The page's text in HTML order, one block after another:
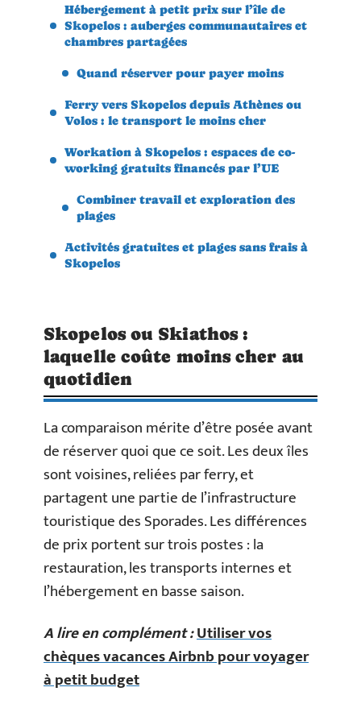
Hébergement à petit prix sur l’île de
Skopelos : auberges communautaires et
chambres partagées
Quand réserver pour payer moins
Ferry vers Skopelos depuis Athènes ou
Volos : le transport le moins cher
Workation à Skopelos : espaces de co-
working gratuits financés par l’UE
Combiner travail et exploration des
plages
Activités gratuites et plages sans frais à
Skopelos
Skopelos ou Skiathos :
laquelle coûte moins cher au
quotidien
La comparaison mérite d’être posée avant
de réserver quoi que ce soit. Les deux îles
sont voisines, reliées par ferry, et
partagent une partie de l’infrastructure
touristique des Sporades. Les différences
de prix portent sur trois postes : la
restauration, les transports internes et
l’hébergement en basse saison.
A lire en complément :Utiliser vos
chèques vacances Airbnb pour voyager
à petit budget